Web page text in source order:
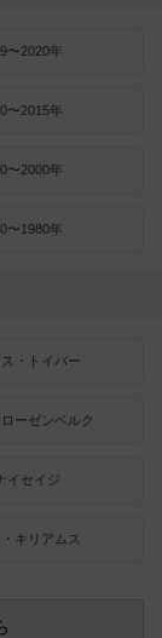
〜2020年
〜2015年
〜2000年
〜1980年
・トイバー
ーゼンベルク
イセイジ
キリアムス